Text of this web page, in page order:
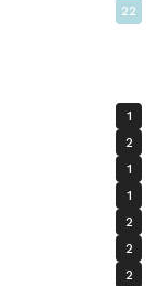
22
1
2
1
1
2
2
2